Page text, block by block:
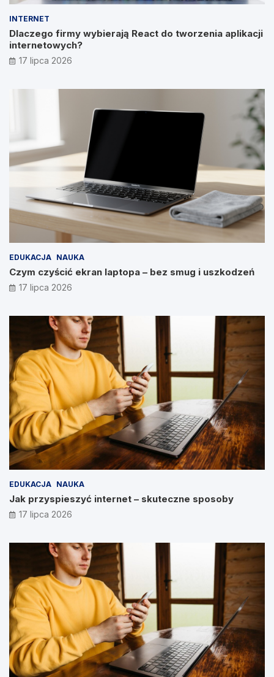
INTERNET
Dlaczego firmy wybierają React do tworzenia aplikacji
internetowych?
17 lipca 2026
EDUKACJA NAUKA
Czym czyścić ekran laptopa – bez smug i uszkodzeń
17 lipca 2026
EDUKACJA NAUKA
Jak przyspieszyć internet – skuteczne sposoby
17 lipca 2026